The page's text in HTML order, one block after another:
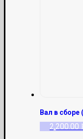
Вал в
2,200.00